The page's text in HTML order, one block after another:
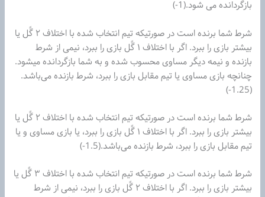
بازگردانده می شود.(1-)
شرط شما برنده است در صورتیکه تیم‌ انتخاب شده با اختلاف ۲ گًل یا
بیشتر بازی را ببرد. اگر با اختلاف ۱ گًل بازی را ببرد، نیمی از شرط
بازنده و نیمه دیگر مساوی محسوب شده و به شما بازگردانده میشود.
چنانچه بازی مساوی یا تیم‌ مقابل بازی را ببرد، شرط بازنده می‌باشد.
(1.25-)
شرط شما برنده است در صورتیکه تیم‌ انتخاب شده با اختلاف ۲ گًل یا
بیشتر بازی را ببرد. اگر با اختلاف ۱ گًل بازی را ببرد، یا بازی مساوی و یا
تیم‌ مقابل بازی را ببرد، شرط بازنده می‌باشد.(1.5-)
شرط شما برنده است در صورتیکه تیم‌ انتخاب شده با اختلاف ۳ گًل یا
بیشتر بازی را ببرد. اگر با اختلاف ۲ گًل بازی را ببرد، نیمی از شرط